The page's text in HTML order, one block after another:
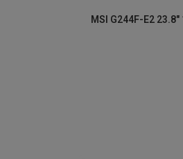
MSI G244F-E2